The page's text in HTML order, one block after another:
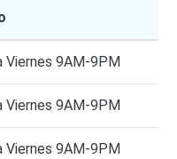
Viernes 9AM-9PM
Viernes 9AM-9PM
Viernes 9AM-9PM